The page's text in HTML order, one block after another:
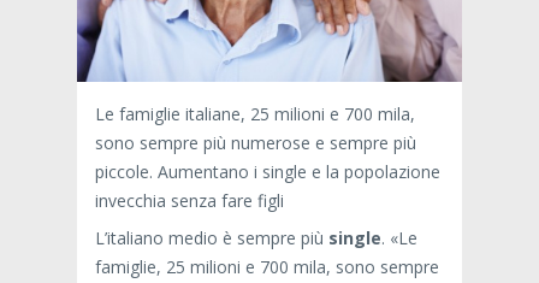
Le famiglie italiane, 25 milioni e 700 mila,
sono sempre più numerose e sempre più
piccole. Aumentano i single e la popolazione
invecchia senza fare figli
L’italiano medio è sempre più single. «Le
famiglie, 25 milioni e 700 mila, sono sempre